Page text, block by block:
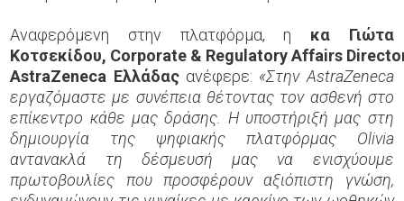
Αναφερόμενη στην πλατφόρμα, η κα Γιώτα
Κοτσεκίδου, Corporate & Regulatory Affairs
AstraZeneca Ελλάδαςανέφερε: «Στην AstraZeneca
εργαζόμαστε με συνέπεια θέτοντας τον ασθενή στο
επίκεντρο κάθε μας δράσης. Η υποστήριξή μας στη
δημιουργία της ψηφιακής πλατφόρμας Olivia
αντανακλά τη δέσμευσή μας να ενισχύουμε
πρωτοβουλίες που προσφέρουν αξιόπιστη γνώση,